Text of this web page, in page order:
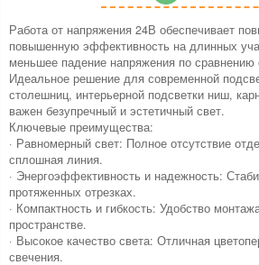
Работа от напряжения 24В обеспечивает
повышенную эффективность на длинных
меньшее падение напряжения по
Идеальное решение для современной
столешниц, интерьерной подсветки ниш,
важен безупречный и эстетичный свет.
Ключевые преимущества:
· Равномерный свет: Полное отсутствие
сплошная линия.
· Энергоэффективность и надежность:
протяженных отрезках.
· Компактность и гибкость: Удобство
пространстве.
· Высокое качество света: Отличная
свечения.